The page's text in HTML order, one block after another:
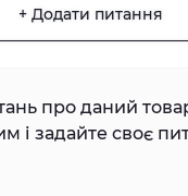
+ Додати питання
про даний
і задайте своє